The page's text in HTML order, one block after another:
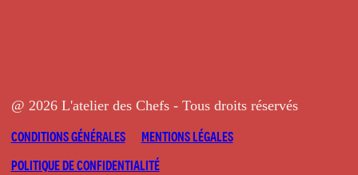
@ 2026 L'atelier des Chefs - Tous droits réservés
CONDITIONS GÉNÉRALES
MENTIONS LÉGALES
POLITIQUE DE CONFIDENTIALITÉ